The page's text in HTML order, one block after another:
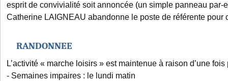
esprit de convivialité soit annoncée (un simple panneau par-
Catherine LAIGNEAU abandonne le poste de référente pour
RANDONNEE
L’activité « marche loisirs » est maintenue à raison d’une
- Semaines impaires : le lundi matin